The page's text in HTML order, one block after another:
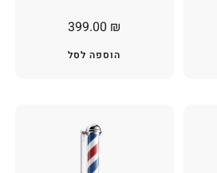
399.00 ₪
הוספה לסל